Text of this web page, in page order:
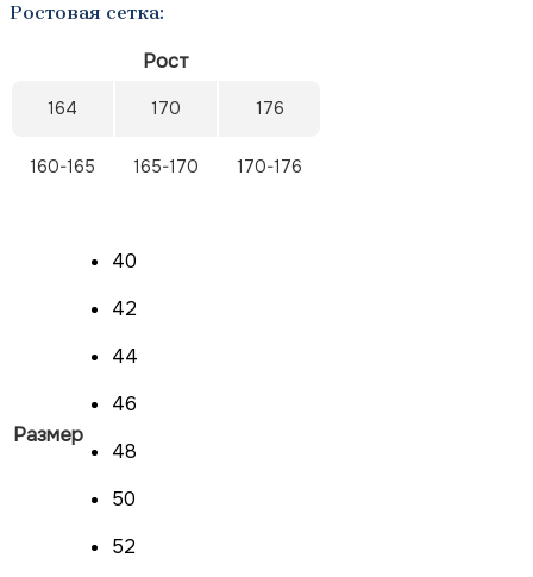
Ростовая сетка:
Рост
164 170 176
160-165 165-170 170-176
Размер
40
42
44
46
48
50
52